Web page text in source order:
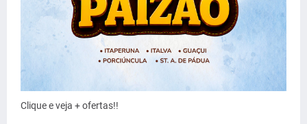
Clique e veja + ofertas!!